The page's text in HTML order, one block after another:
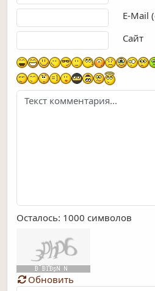
E-Mail
Сайт
Осталось: 1000 символов
Обновить